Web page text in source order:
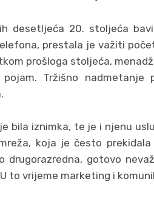
desetljeća 20. stoljeća
prestala je važiti
prošloga stoljeća,
Tržišno nadmetanje
bila iznimka, te je i njenu
koja je često
drugorazredna, gotovo
to vrijeme marketing i